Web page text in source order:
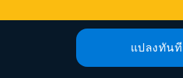
แปลงทันที